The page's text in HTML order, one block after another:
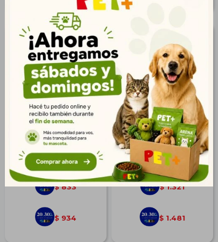
Shampoo Allermyl 250 ml
$ 1.153
$ 833
$ 934
Cortavance 76 ml
c/Dosificador
$ 1.828
$ 1.321
$ 1.481